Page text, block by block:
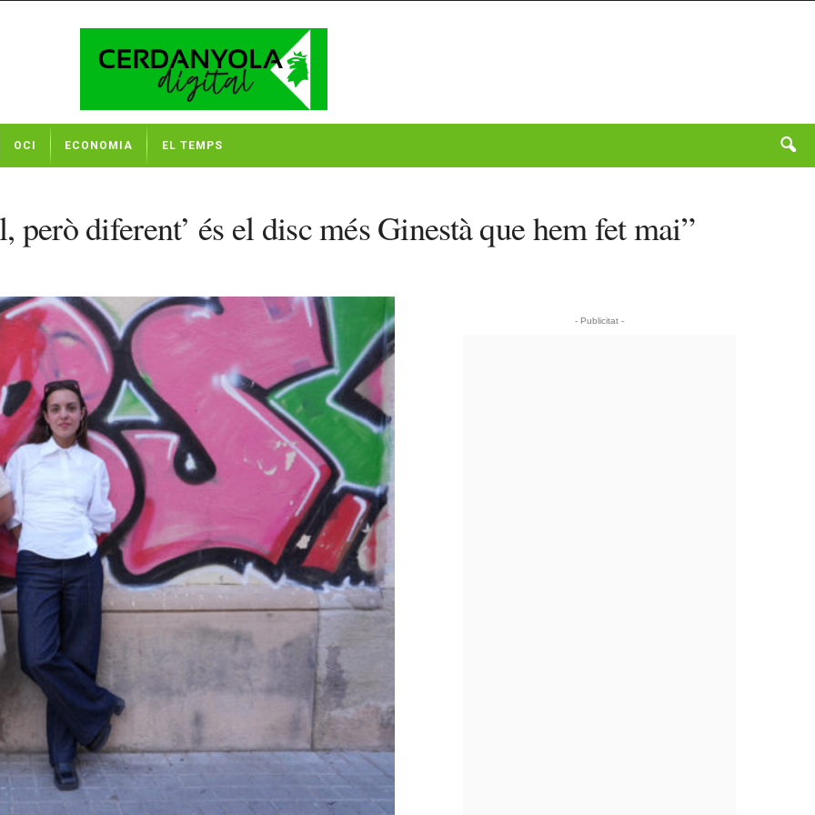
OCI ECONOMIA EL TEMPS
però diferent’ és el disc més Ginestà que hem fet mai”
- Publicitat -